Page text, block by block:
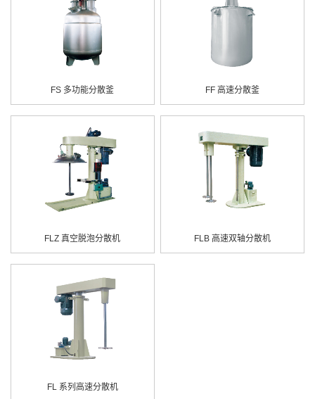
FS 多功能分散釜 FF 高速分散釜
FLZ 真空脱泡分散机 FLB 高速双轴分散机
FL 系列高速分散机